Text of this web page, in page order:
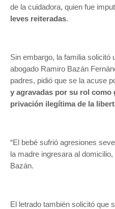
de la cuidadora, quien fue
leves reiteradas.
Sin embargo, la familia solicitó
abogado Ramiro Bazán
padres, pidió que se la acuse
y agravadas por su rol como
privación ilegítima de la
“El bebé sufrió agresiones
la madre ingresara al
Bazán.
El letrado también solicitó que